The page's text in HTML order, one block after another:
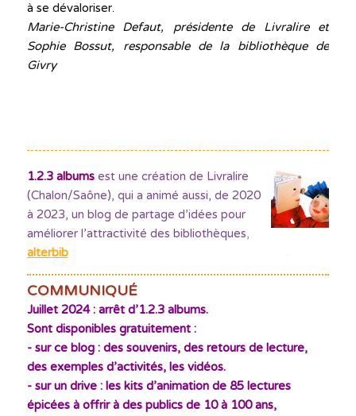
à se dévaloriser.
Marie-Christine Defaut, présidente de Livralire et
Sophie Bossut, responsable de la bibliothèque de
Givry
1.2.3 albumsest une création de Livralire
(Chalon/Saône), qui a animé aussi, de 2020
à 2023, un blog de partage d’idées pour
améliorer l’attractivité des bibliothèques,
alterbib
COMMUNIQUÉ
Juillet 2024 : arrêt d’1.2.3 albums.
Sont disponibles gratuitement :
- sur ce blog : des souvenirs, des retours de lecture,
des exemples d’activités, les vidéos.
- sur un drive : les kits d’animation de 85 lectures
épicées à offrir à des publics de 10 à 100 ans,